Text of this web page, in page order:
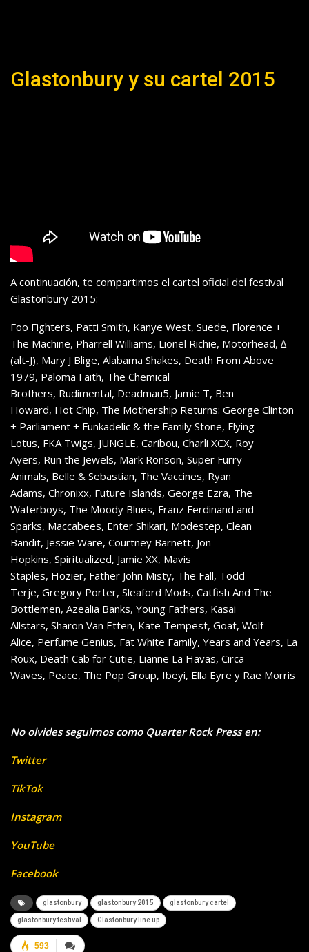
Glastonbury y su cartel 2015
A continuación, te compartimos el cartel oficial del festival
Glastonbury 2015:
Foo Fighters, Patti Smith, Kanye West, Suede, Florence +
The Machine, Pharrell Williams, Lionel Richie, Motörhead, ∆
(alt-J), Mary J Blige, Alabama Shakes, Death From Above
1979, Paloma Faith, The Chemical
Brothers, Rudimental, Deadmau5, Jamie T, Ben
Howard, Hot Chip, The Mothership Returns: George Clinton
+ Parliament + Funkadelic & the Family Stone, Flying
Lotus, FKA Twigs, JUNGLE, Caribou, Charli XCX, Roy
Ayers, Run the Jewels, Mark Ronson, Super Furry
Animals, Belle & Sebastian, The Vaccines, Ryan
Adams, Chronixx, Future Islands, George Ezra, The
Waterboys, The Moody Blues, Franz Ferdinand and
Sparks, Maccabees, Enter Shikari, Modestep, Clean
Bandit, Jessie Ware, Courtney Barnett, Jon
Hopkins, Spiritualized, Jamie XX, Mavis
Staples, Hozier, Father John Misty, The Fall, Todd
Terje, Gregory Porter, Sleaford Mods, Catfish And The
Bottlemen, Azealia Banks, Young Fathers, Kasai
Allstars, Sharon Van Etten, Kate Tempest, Goat, Wolf
Alice, Perfume Genius, Fat White Family, Years and Years, La
Roux, Death Cab for Cutie, Lianne La Havas, Circa
Waves, Peace, The Pop Group, Ibeyi, Ella Eyre y Rae Morris
No olvides seguirnos como Quarter Rock Press en:
Twitter
TikTok
Instagram
YouTube
Facebook
glastonbury glastonbury 2015 glastonbury cartel
glastonbury festival Glastonbury line up
593